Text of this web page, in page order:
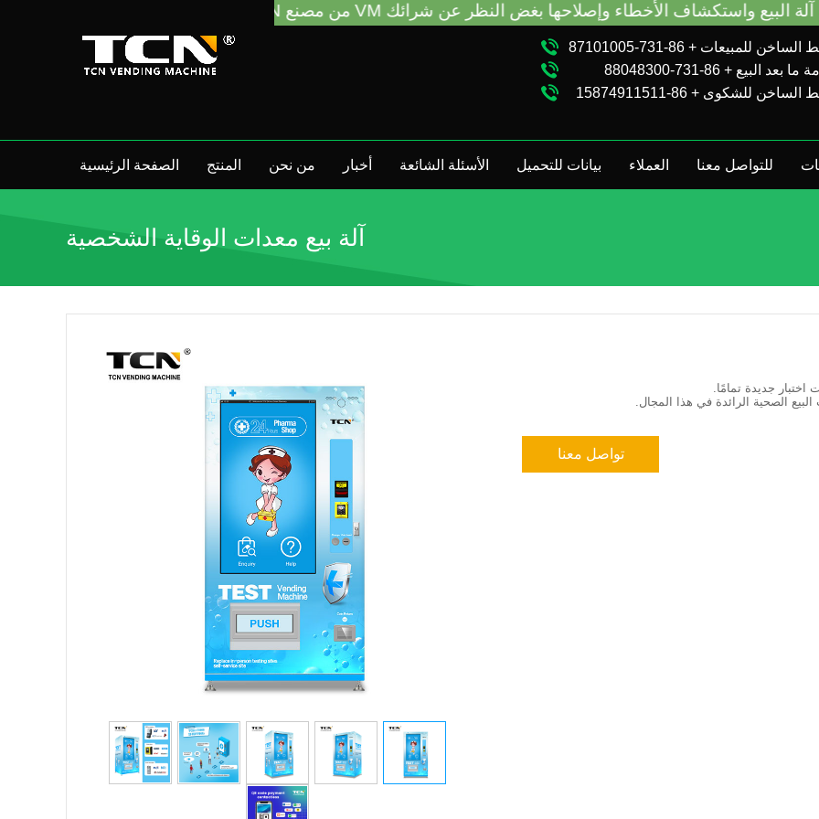
الساخن للمبيعات + 86-731-87101005
بعد البيع + 86-731-88048300
الساخن للشكوى + 86-15874911511
الصفحة الرئيسية المنتج من نحن أخبار الأسئلة الشائعة بيانات للتحميل العملاء للتواصل معنا
آلة بيع معدات الوقاية الشخصية
تواصل معنا